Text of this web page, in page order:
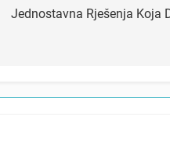
Jednostavna Rješenja Koja